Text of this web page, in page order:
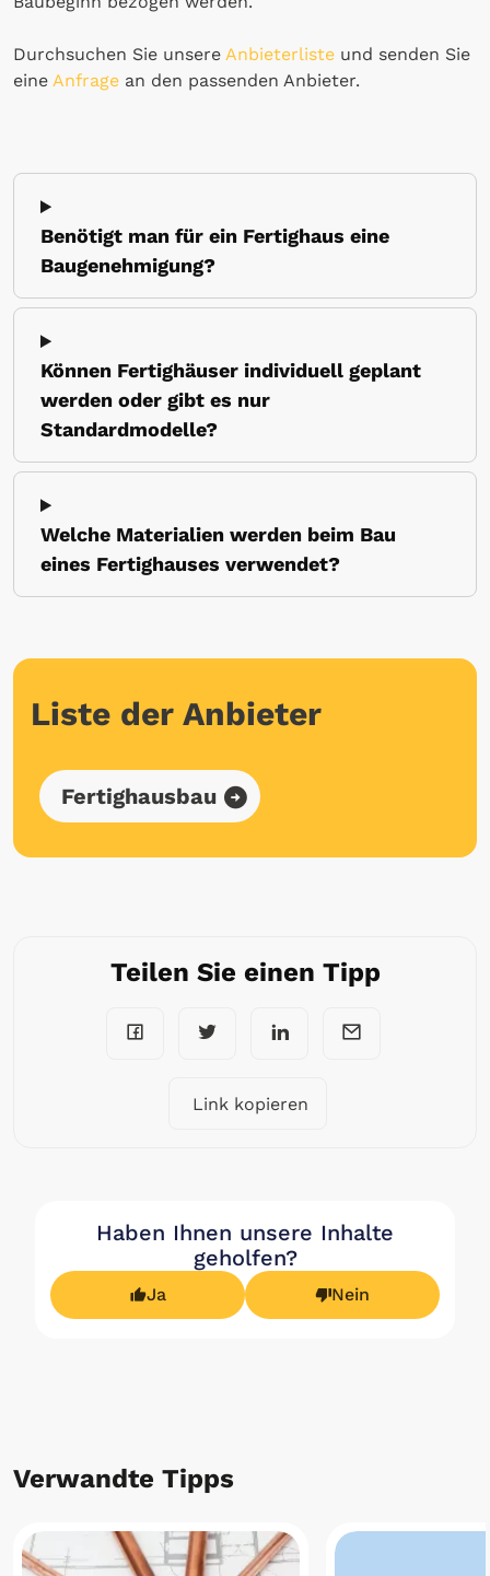
Durchsuchen Sie unsere Anbieterliste und senden Sie
eine Anfrage an den passenden Anbieter.
Benötigt man für ein Fertighaus eine
Baugenehmigung?
Können Fertighäuser individuell geplant
werden oder gibt es nur
Standardmodelle?
Welche Materialien werden beim Bau
eines Fertighauses verwendet?
Liste der Anbieter
Fertighausbau
Teilen Sie einen Tipp
Link kopieren
Haben Ihnen unsere Inhalte
geholfen?
Ja Nein
Verwandte Tipps